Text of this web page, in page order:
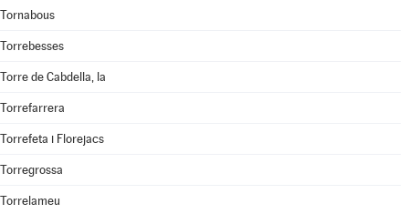
Tornabous
Torrebesses
Torre de Cabdella, la
Torrefarrera
Torrefeta i Florejacs
Torregrossa
Torrelameu